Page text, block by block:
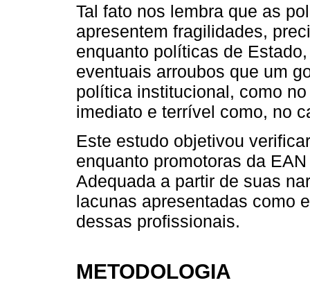
Tal fato nos lembra que as
apresentem fragilidades,
enquanto políticas de
eventuais arroubos que um
política institucional, como
imediato e terrível como, no
Este estudo objetivou
enquanto promotoras da
Adequada a partir de suas
lacunas apresentadas como
dessas profissionais.
METODOLOGIA